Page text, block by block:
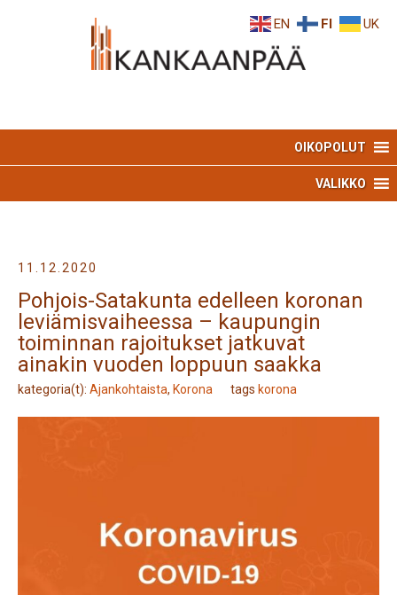
OIKOPOLUT
VALIKKO
11.12.2020
Pohjois-Satakunta edelleen koronan
leviämisvaiheessa – kaupungin
toiminnan rajoitukset jatkuvat
ainakin vuoden loppuun saakka
kategoria(t): Ajankohtaista, Korona tags korona
EN FI UK